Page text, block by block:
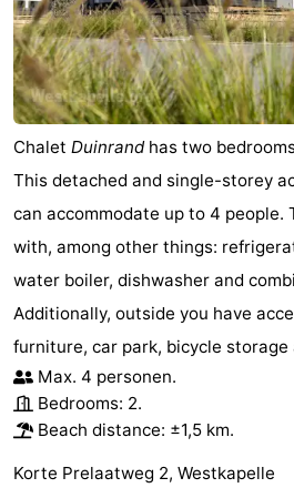
Chalet Duinrandhas two
This detached and single-storey
can accommodate up to 4 people.
with, among other things:
water boiler, dishwasher and
Additionally, outside you have
furniture, car park, bicycle storage
Max. 4 personen.
Bedrooms: 2.
Beach distance: ±1,5 km.
Korte Prelaatweg 2, Westkapelle